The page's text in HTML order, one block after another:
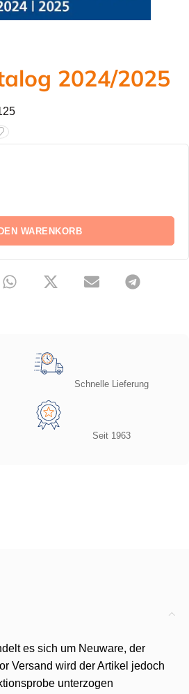
2024/2025
WARENKORB
Schnelle Lieferung
Seit 1963
es sich um Neuware, der
Versand wird der Artikel jedoch
unterzogen